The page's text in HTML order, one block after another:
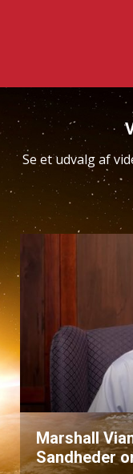
Se et udvalg af
Marshall
Sandheder